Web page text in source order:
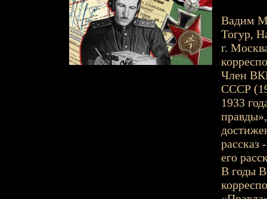
Вадим
Тогур,
г.
Член
СССР
1933
рассказ
его
В годы